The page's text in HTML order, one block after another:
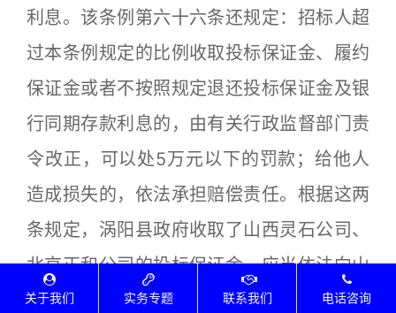
利息。该条例第六十六条还规定：招标人超
过本条例规定的比例收取投标保证金、履约
保证金或者不按照规定退还投标保证金及银
行同期存款利息的，由有关行政监督部门责
令改正，可以处5万元以下的罚款；给他人
造成损失的，依法承担赔偿责任。根据这两
条规定，涡阳县政府收取了山西灵石公司、
北京正和公司的投标保证金，应当依法向山
西灵石公司、北京正和公司支付银行同期存
关于我们 实务专题 联系我们 电话咨询